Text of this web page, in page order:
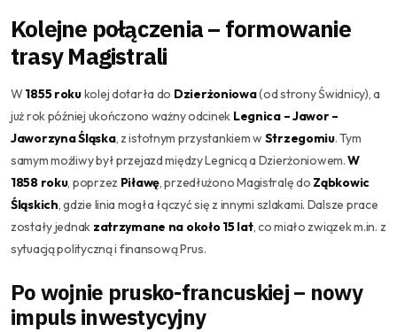
Kolejne połączenia – formowanie
trasy Magistrali
W 1855 rokukolej dotarła do Dzierżoniowa(od strony Świdnicy), a
już rok później ukończono ważny odcinek Legnica – Jawor –
Jaworzyna Śląska, z istotnym przystankiem w Strzegomiu. Tym
samym możliwy był przejazd między Legnicą a Dzierżoniowem.W
1858 roku, poprzez Piławę, przedłużono Magistralę do Ząbkowic
Śląskich, gdzie linia mogła łączyć się z innymi szlakami. Dalsze prace
zostały jednak zatrzymane na około 15 lat, co miało związek m.in. z
sytuacją polityczną i finansową Prus.
Po wojnie prusko-francuskiej – nowy
impuls inwestycyjny